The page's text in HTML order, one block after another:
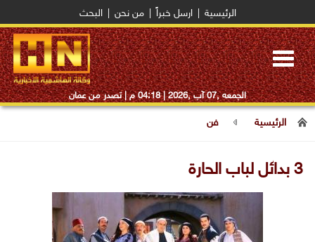
الرئيسية ارسل خبراً من نحن البحث
Toggle
navigation
الجمعه ,07 آب ,2026 | 04:18 م | تصدر من عمان
الرئيسية فن
3 بدائل لباب الحارة